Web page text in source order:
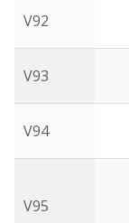
V92
V93
V94
V95